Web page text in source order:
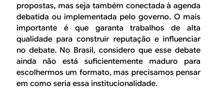
propostas, mas seja também conectada à agenda
debatida ou implementada pelo governo. O mais
importante é que garanta trabalhos de alta
qualidade para construir reputação e influenciar
no debate. No Brasil, considero que esse debate
ainda não está suficientemente maduro para
escolhermos um formato, mas precisamos pensar
em como seria essa institucionalidade.